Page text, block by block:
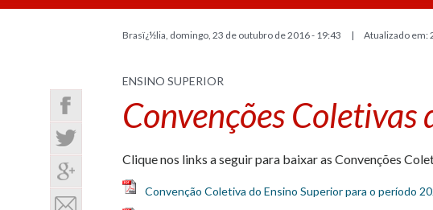
Brasï¿½lia, domingo, 23 de outubro de 2016 - 19:43 | Atualizado em:
ENSINO SUPERIOR
Convenções Coletivas
Clique nos links a seguir para baixar as Convenções
Convenção Coletiva do Ensino Superior para o período